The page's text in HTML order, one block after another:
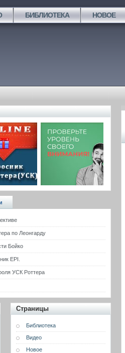
БИБЛИОТЕКА
НОВОЕ
по Леонгарду
Бойко
EPI.
УСК Роттера
Страницы
Библиотека
Видео
Новое